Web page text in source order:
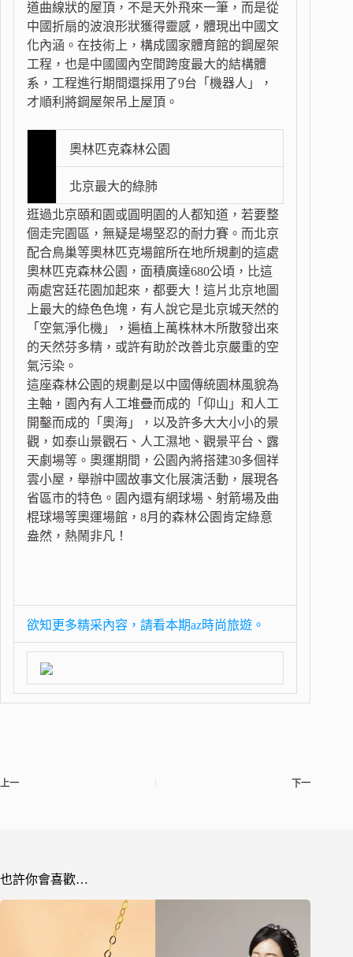
道曲線狀的屋頂，不是天外飛來一筆，而是從
中國折扇的波浪形狀獲得靈感，體現出中國文
化內涵。在技術上，構成國家體育館的鋼屋架
工程，也是中國國內空間跨度最大的結構體
系，工程進行期間還採用了9台「機器人」，
才順利將鋼屋架吊上屋頂。
奧林匹克森林公園
北京最大的綠肺
逛過北京頤和園或圓明園的人都知道，若要整
個走完園區，無疑是場堅忍的耐力賽。而北京
配合鳥巢等奧林匹克場館所在地所規劃的這處
奧林匹克森林公園，面積廣達680公頃，比這
兩處宮廷花園加起來，都要大！這片北京地圖
上最大的綠色色塊，有人說它是北京城天然的
「空氣淨化機」，遍植上萬株林木所散發出來
的天然芬多精，或許有助於改善北京嚴重的空
氣污染。
這座森林公園的規劃是以中國傳統園林風貌為
主軸，園內有人工堆疊而成的「仰山」和人工
開鑿而成的「奧海」，以及許多大大小小的景
觀，如泰山景觀石、人工濕地、觀景平台、露
天劇場等。奧運期間，公園內將搭建30多個祥
雲小屋，舉辦中國故事文化展演活動，展現各
省區市的特色。園內還有網球場、射箭場及曲
棍球場等奧運場館，8月的森林公園肯定綠意
盎然，熱鬧非凡！
欲知更多精采內容，請看本期az時尚旅遊。
上一 下一
也許你會喜歡…